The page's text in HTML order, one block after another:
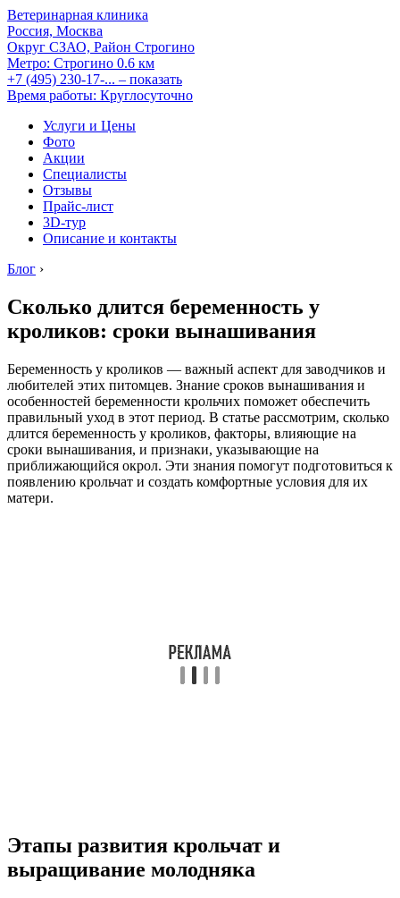
Ветеринарная клиника
Россия, Москва
Округ СЗАО, Район Строгино
Метро: Строгино 0.6 км
+7 (495) 230-17-... – показать
Время работы: Круглосуточно
Услуги и Цены
Фото
Акции
Специалисты
Отзывы
Прайс-лист
3D-тур
Описание и контакты
Блог ›
Сколько длится беременность у
кроликов: сроки вынашивания
Беременность у кроликов — важный аспект для заводчиков и
любителей этих питомцев. Знание сроков вынашивания и
особенностей беременности крольчих поможет обеспечить
правильный уход в этот период. В статье рассмотрим, сколько
длится беременность у кроликов, факторы, влияющие на
сроки вынашивания, и признаки, указывающие на
приближающийся окрол. Эти знания помогут подготовиться к
появлению крольчат и создать комфортные условия для их
матери.
Этапы развития крольчат и
выращивание молодняка